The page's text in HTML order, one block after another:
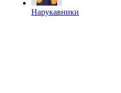
Нарукавники